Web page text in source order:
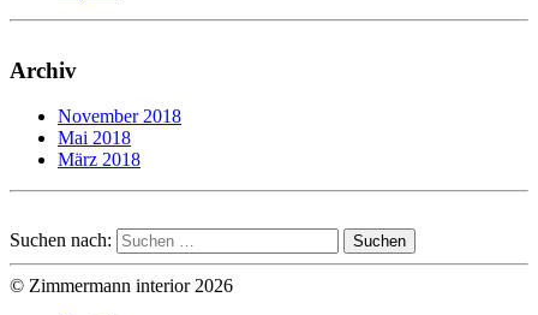
Archiv
November 2018
Mai 2018
März 2018
Suchen nach:
© Zimmermann interior 2026